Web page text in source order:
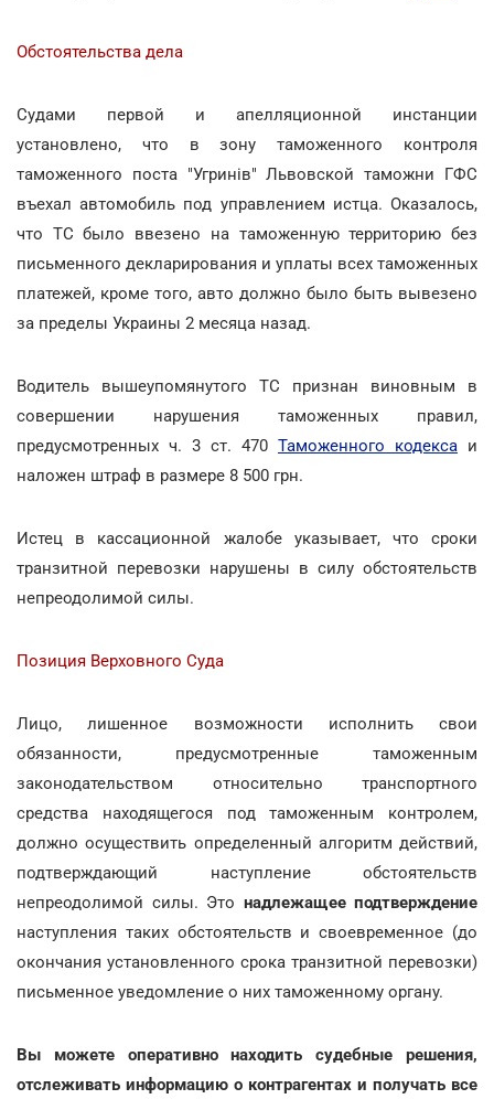
Обстоятельства дела
Судами первой и апелляционной инстанции
установлено, что в зону таможенного контроля
таможенного поста "Угринів" Львовской таможни ГФС
въехал автомобиль под управлением истца. Оказалось,
что ТС было ввезено на таможенную территорию без
письменного декларирования и уплаты всех таможенных
платежей, кроме того, авто должно было быть вывезено
за пределы Украины 2 месяца назад.
Водитель вышеупомянутого ТС признан виновным в
совершении нарушения таможенных правил,
предусмотренных ч. 3 ст. 470 Таможенного кодекса и
наложен штраф в размере 8 500 грн.
Истец в кассационной жалобе указывает, что сроки
транзитной перевозки нарушены в силу обстоятельств
непреодолимой силы.
Позиция Верховного Суда
Лицо, лишенное возможности исполнить свои
обязанности, предусмотренные таможенным
законодательством относительно транспортного
средства находящегося под таможенным контролем,
должно осуществить определенный алгоритм действий,
подтверждающий наступление обстоятельств
непреодолимой силы. Это надлежащее подтверждение
наступления таких обстоятельств и своевременное (до
окончания установленного срока транзитной перевозки)
письменное уведомление о них таможенному органу.
Вы можете оперативно находить судебные решения,
отслеживать информацию о контрагентах и получать все